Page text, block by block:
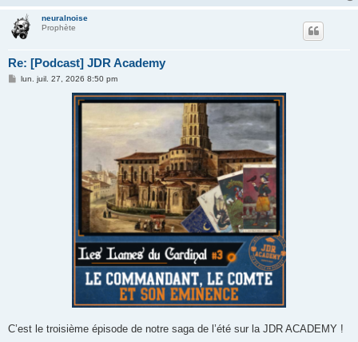
neuralnoise
Prophète
Re: [Podcast] JDR Academy
Mlun. juil. 27, 2026 8:50 pm
C’est le troisième épisode de notre saga de l’été sur la JDR ACADEMY !